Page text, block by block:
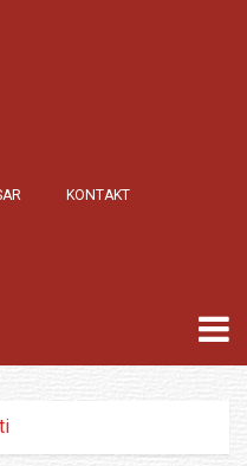
KONTAKT